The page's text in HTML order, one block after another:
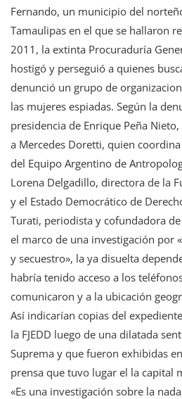
Fernando, un municipio del
Tamaulipas en el que se hallaron
2011, la extinta Procuraduría
hostigó y perseguió a quienes
denunció un grupo de
las mujeres espiadas. Según la
presidencia de Enrique Peña
a Mercedes Doretti, quien
del Equipo Argentino de
Lorena Delgadillo, directora de la
y el Estado Democrático de
Turati, periodista y cofundadora
el marco de una investigación por
y secuestro», la ya disuelta
habría tenido acceso a los
comunicaron y a la ubicación
Así indicarían copias del
la FJEDD luego de una dilatada
Suprema y que fueron exhibidas
prensa que tuvo lugar el la capital
«Es una investigación sobre la